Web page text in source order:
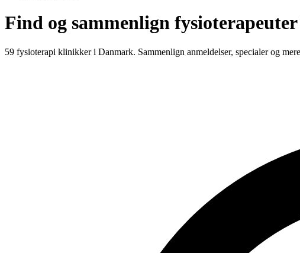
Find og sammenlign
59 fysioterapi klinikker i Danmark. Sammenlign anmeldelser, specialer og